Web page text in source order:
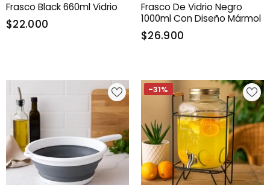
Frasco Black 660ml Vidrio
$22.000
Frasco De Vidrio Negro
1000ml Con Diseño Mármol
$26.900
-31%